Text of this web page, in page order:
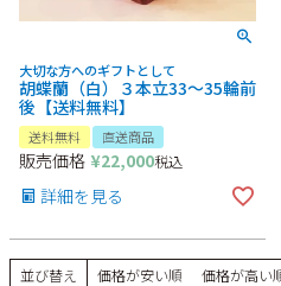
大切な方へのギフトとして
胡蝶蘭（白）３本立33～35輪前
後【送料無料】
送料無料 直送商品
販売価格 ¥22,000税込
詳細を見る
並び替え 価格が安い順 価格が高い